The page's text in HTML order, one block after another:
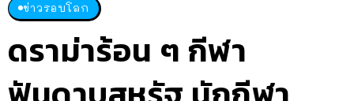
ข่าวรอบโลก
ดราม่าร้อน ๆ กีฬา